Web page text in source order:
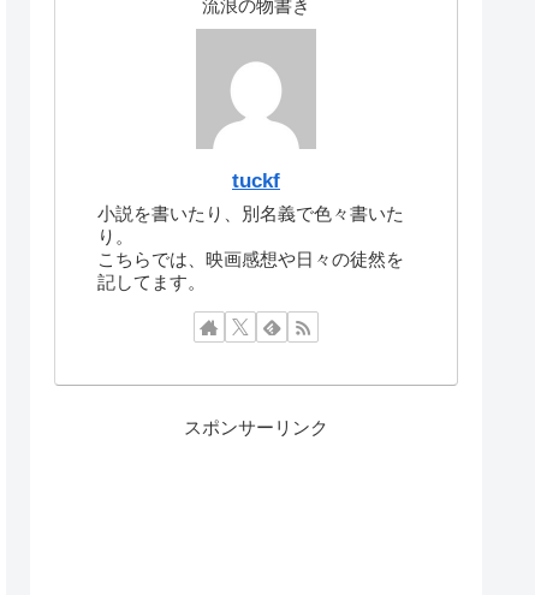
流浪の物書き
tuckf
小説を書いたり、別名義で色々書いた
り。
こちらでは、映画感想や日々の徒然を
記してます。
スポンサーリンク